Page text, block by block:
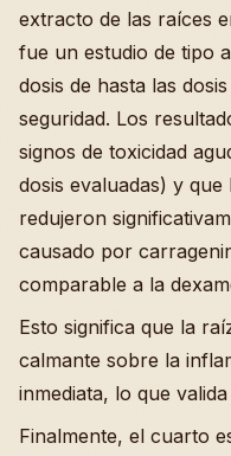
extracto de las raíces
fue un estudio de tipo
dosis de hasta las
seguridad. Los
signos de toxicidad
dosis evaluadas) y que
redujeron
causado por
comparable a la
Esto significa que la
calmante sobre la
inmediata, lo que
Finalmente, el cuarto